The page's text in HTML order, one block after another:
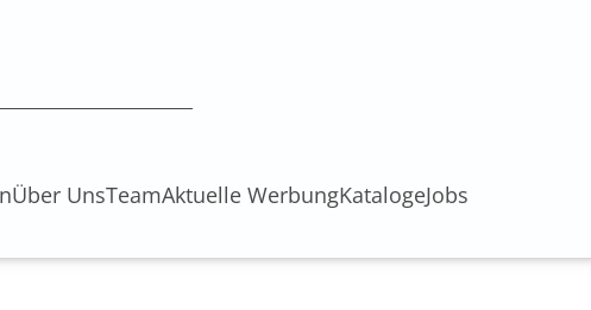
Über UnsTeamAktuelle WerbungKatalogeJobs